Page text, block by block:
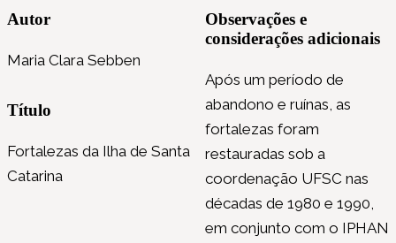
Autor
Maria Clara Sebben
Título
Fortalezas da Ilha de Santa
Catarina
Observações e
considerações adicionais
Após um período de
abandono e ruínas, as
fortalezas foram
restauradas sob a
coordenação UFSC nas
décadas de 1980 e 1990,
em conjunto com o IPHAN